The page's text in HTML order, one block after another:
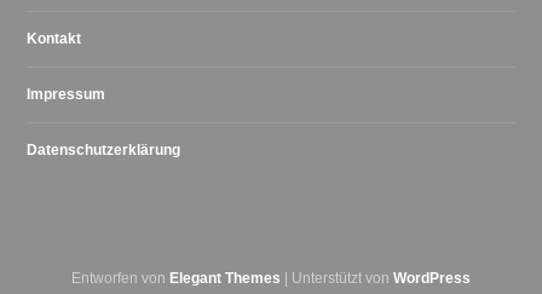
Kontakt
Impressum
Datenschutzerklärung
Entworfen von Elegant Themes | Unterstützt von WordPress